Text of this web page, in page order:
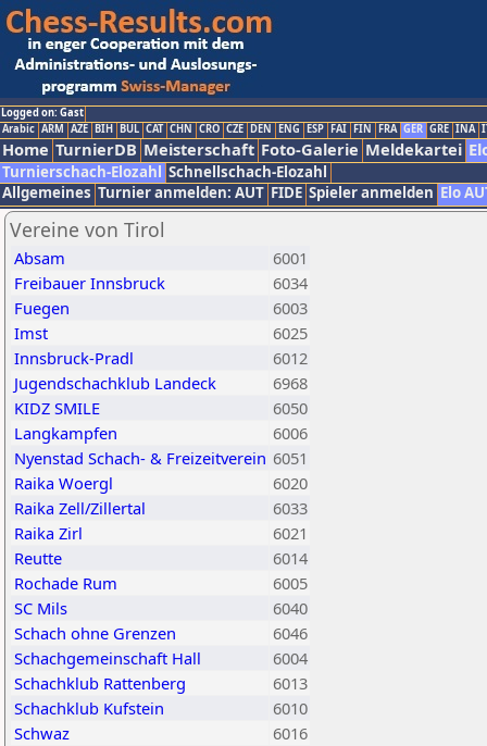
Logged on: Gast
Arabic ARM AZE BIH BUL CAT CHN CRO CZE DEN ENG ESP FAI FIN FRA GER GRE INA
Home TurnierDB Meisterschaft Foto-Galerie Meldekartei
Turnierschach-Elozahl Schnellschach-Elozahl
Allgemeines Turnier anmelden: AUT FIDE Spieler anmelden Elo
Vereine von Tirol
Absam
6001
Freibauer Innsbruck
6034
Fuegen
6003
Imst
6025
Innsbruck-Pradl
6012
Jugendschachklub Landeck
6968
KIDZ SMILE
6050
Langkampfen
6006
Nyenstad Schach- & Freizeitverein 6051
Raika Woergl
6020
Raika Zell/Zillertal
6033
Raika Zirl
6021
Reutte
6014
Rochade Rum
6005
SC Mils
6040
Schach ohne Grenzen
6046
Schachgemeinschaft Hall
6004
Schachklub Rattenberg
6013
Schachklub Kufstein
6010
Schwaz
6016